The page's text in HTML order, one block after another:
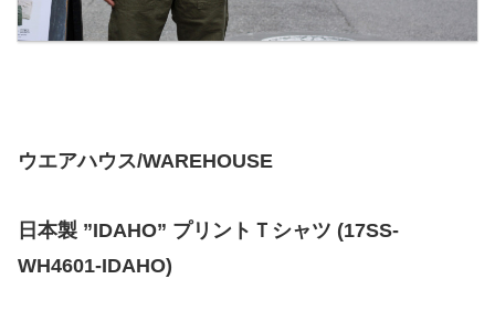
ウエアハウス/WAREHOUSE
日本製 ”IDAHO” プリントＴシャツ (17SS-
WH4601-IDAHO)